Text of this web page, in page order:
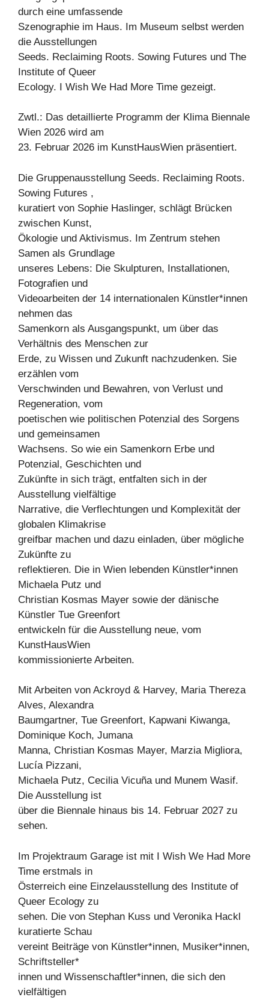
durch eine umfassende
Szenographie im Haus. Im Museum selbst werden
die Ausstellungen
Seeds. Reclaiming Roots. Sowing Futures und The
Institute of Queer
Ecology. I Wish We Had More Time gezeigt.
Zwtl.: Das detaillierte Programm der Klima Biennale
Wien 2026 wird am
23. Februar 2026 im KunstHausWien präsentiert.
Die Gruppenausstellung Seeds. Reclaiming Roots.
Sowing Futures ,
kuratiert von Sophie Haslinger, schlägt Brücken
zwischen Kunst,
Ökologie und Aktivismus. Im Zentrum stehen
Samen als Grundlage
unseres Lebens: Die Skulpturen, Installationen,
Fotografien und
Videoarbeiten der 14 internationalen Künstler*innen
nehmen das
Samenkorn als Ausgangspunkt, um über das
Verhältnis des Menschen zur
Erde, zu Wissen und Zukunft nachzudenken. Sie
erzählen vom
Verschwinden und Bewahren, von Verlust und
Regeneration, vom
poetischen wie politischen Potenzial des Sorgens
und gemeinsamen
Wachsens. So wie ein Samenkorn Erbe und
Potenzial, Geschichten und
Zukünfte in sich trägt, entfalten sich in der
Ausstellung vielfältige
Narrative, die Verflechtungen und Komplexität der
globalen Klimakrise
greifbar machen und dazu einladen, über mögliche
Zukünfte zu
reflektieren. Die in Wien lebenden Künstler*innen
Michaela Putz und
Christian Kosmas Mayer sowie der dänische
Künstler Tue Greenfort
entwickeln für die Ausstellung neue, vom
KunstHausWien
kommissionierte Arbeiten.
Mit Arbeiten von Ackroyd & Harvey, Maria Thereza
Alves, Alexandra
Baumgartner, Tue Greenfort, Kapwani Kiwanga,
Dominique Koch, Jumana
Manna, Christian Kosmas Mayer, Marzia Migliora,
Lucía Pizzani,
Michaela Putz, Cecilia Vicuña und Munem Wasif.
Die Ausstellung ist
über die Biennale hinaus bis 14. Februar 2027 zu
sehen.
Im Projektraum Garage ist mit I Wish We Had More
Time erstmals in
Österreich eine Einzelausstellung des Institute of
Queer Ecology zu
sehen. Die von Stephan Kuss und Veronika Hackl
kuratierte Schau
vereint Beiträge von Künstler*innen, Musiker*innen,
Schriftsteller*
innen und Wissenschaftler*innen, die sich den
vielfältigen